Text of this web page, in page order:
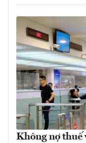
Không nợ thuế